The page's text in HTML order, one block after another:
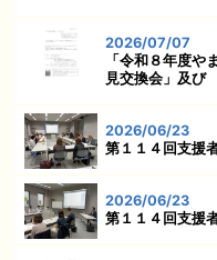
2026/07/07
「令和８年度や
見交換会」及び
2026/06/23
第１１４回支援
2026/06/23
第１１４回支援